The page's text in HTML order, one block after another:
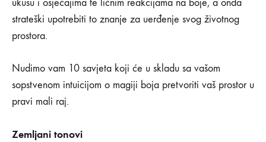
ukusu i osjećajima te ličnim reakcijama na boje, a onda
strateški upotrebiti to znanje za uerđenje svog životnog
prostora.
Nudimo vam 10 savjeta koji će u skladu sa vašom
sopstvenom intuicijom o magiji boja pretvoriti vaš prostor u
pravi mali raj.
Zemljani tonovi